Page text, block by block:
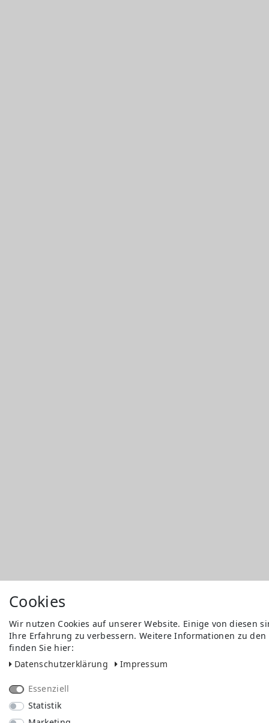
Cookies
Wir nutzen Cookies auf unserer Website. Einige von diesen
Ihre Erfahrung zu verbessern. Weitere Informationen zu
finden Sie hier:
Daten­schutz­erklärung
Impressum
Essenziell
Statistik